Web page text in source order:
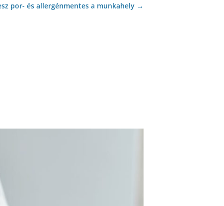
por- és allergénmentes a munkahely →